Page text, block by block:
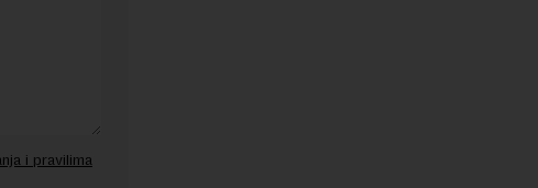
i pravilima